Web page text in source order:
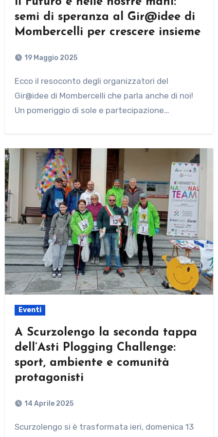
semi di speranza al Gir@idee di
Mombercelli per crescere insieme
19 Maggio 2025
Ecco il resoconto degli organizzatori del
Gir@idee di Mombercelli che parla anche di noi!
Un pomeriggio di sole e partecipazione…
Eventi
A Scurzolengo la seconda tappa
dell’Asti Plogging Challenge:
sport, ambiente e comunità
protagonisti
14 Aprile 2025
Scurzolengo si è trasformata ieri, domenica 13